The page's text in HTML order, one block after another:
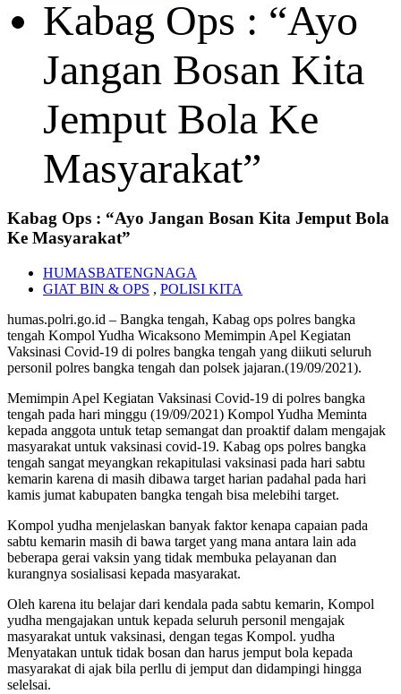
Kabag Ops : “Ayo
Jangan Bosan Kita
Jemput Bola Ke
Masyarakat”
Kabag Ops : “Ayo Jangan Bosan Kita Jemput Bola
Ke Masyarakat”
HUMASBATENGNAGA
GIAT BIN & OPS , POLISI KITA
humas.polri.go.id – Bangka tengah, Kabag ops polres bangka
tengah Kompol Yudha Wicaksono Memimpin Apel Kegiatan
Vaksinasi Covid-19 di polres bangka tengah yang diikuti seluruh
personil polres bangka tengah dan polsek jajaran.(19/09/2021).
Memimpin Apel Kegiatan Vaksinasi Covid-19 di polres bangka
tengah pada hari minggu (19/09/2021) Kompol Yudha Meminta
kepada anggota untuk tetap semangat dan proaktif dalam mengajak
masyarakat untuk vaksinasi covid-19. Kabag ops polres bangka
tengah sangat meyangkan rekapitulasi vaksinasi pada hari sabtu
kemarin karena di masih dibawa target harian padahal pada hari
kamis jumat kabupaten bangka tengah bisa melebihi target.
Kompol yudha menjelaskan banyak faktor kenapa capaian pada
sabtu kemarin masih di bawa target yang mana antara lain ada
beberapa gerai vaksin yang tidak membuka pelayanan dan
kurangnya sosialisasi kepada masyarakat.
Oleh karena itu belajar dari kendala pada sabtu kemarin, Kompol
yudha mengajakan untuk kepada seluruh personil mengajak
masyarakat untuk vaksinasi, dengan tegas Kompol. yudha
Menyatakan untuk tidak bosan dan harus jemput bola kepada
masyarakat di ajak bila perllu di jemput dan didampingi hingga
selelsai.